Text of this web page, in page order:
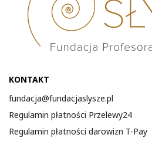
KONTAKT
fundacja@fundacjaslysze.pl
Regulamin płatności Przelewy24
Regulamin płatności darowizn T-Pay